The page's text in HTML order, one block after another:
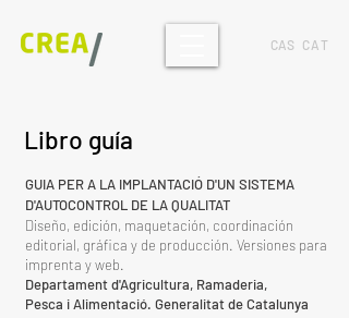
CAS CAT
Libro guía
GUIA PER A LA IMPLANTACIÓ D'UN SISTEMA
D'AUTOCONTROL DE LA QUALITAT
Diseño, edición, maquetación, coordinación
editorial, gráfica y de producción. Versiones para
imprenta y web.
Departament d'Agricultura, Ramaderia,
Pesca i Alimentació. Generalitat de Catalunya